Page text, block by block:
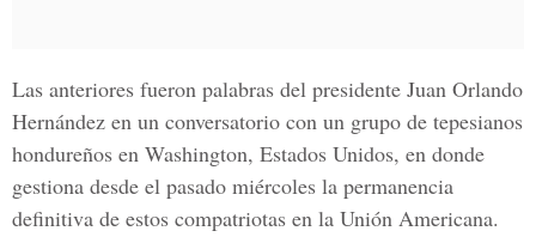
Las anteriores fueron palabras del presidente Juan Orlando
Hernández en un conversatorio con un grupo de tepesianos
hondureños en Washington, Estados Unidos, en donde
gestiona desde el pasado miércoles la permanencia
definitiva de estos compatriotas en la Unión Americana.